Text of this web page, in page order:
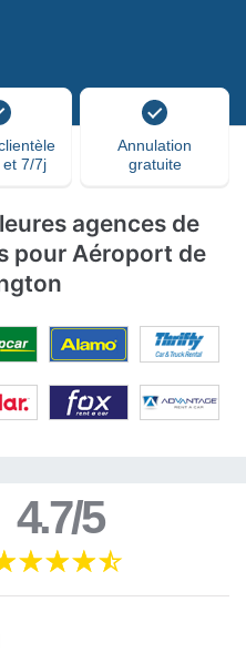
7/7j
Annulation
gratuite
agences de
pour Aéroport de
4.7/5